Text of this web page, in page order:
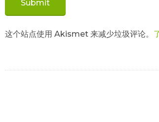
这个站点使用 Akismet 来减少垃圾评论。